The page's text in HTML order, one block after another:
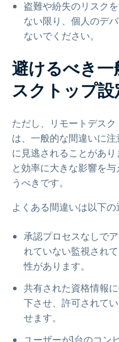
盗難や紛失のリスク
ない限り、個人のデ
ないでください。
避けるべき
スクトップ設
ただし、リモートデス
は、一般的な間違いに
に見逃されることがあ
と効率に大きな影響を
うべきです。
よくある間違いは以下の
承認プロセスなしで
れていない監視され
性があります。
共有された資格情報
下させ、許可されて
せます。